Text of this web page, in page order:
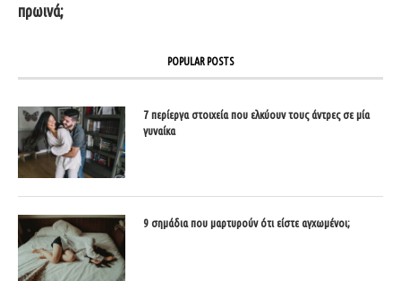
πρωινά;
POPULAR POSTS
7 περίεργα στοιχεία που ελκύουν τους άντρες σε μία
γυναίκα
9 σημάδια που μαρτυρούν ότι είστε αγχωμένοι;